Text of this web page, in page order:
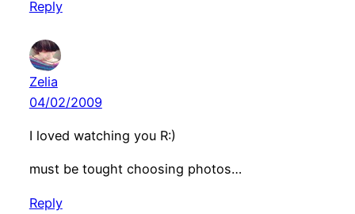
Reply
Zelia
04/02/2009
I loved watching you R:)
must be tought choosing photos…
Reply